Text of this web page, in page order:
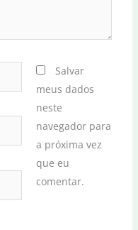
Salvar
meus dados
neste
navegador para
a próxima vez
que eu
comentar.